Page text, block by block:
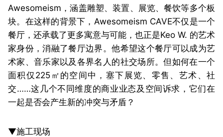
Awesomeism，涵盖雕塑、装置、展览、餐饮等多个板
块。 在这样的背景下，Awesomeism CAVE不仅是一个
餐厅，还承载了更多寓意与可能，也正是Keo W. 的艺术
家身份，消融了餐厅边界。他希望这个餐厅可以成为艺
术家、音乐家以及各界名人的社交场所。但如何在一个
面积仅225㎡的空间中，塞下展览、零售、艺术、社
交……这几个不同维度的商业业态及空间诉求，它们在
一起是否会产生新的冲突与矛盾？
▼施工现场